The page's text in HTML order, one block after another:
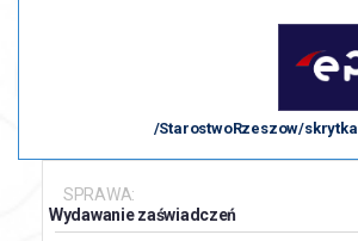
/StarostwoRzeszow/skrytka
SPRAWA:
Wydawanie zaświadczeń